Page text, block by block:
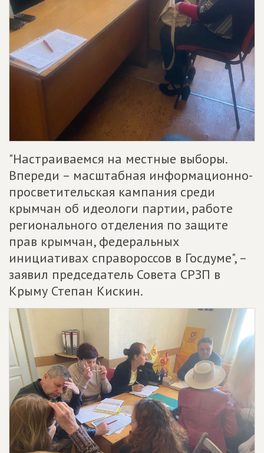
"Настраиваемся на местные выборы.
Впереди – масштабная информационно-
просветительская кампания среди
крымчан об идеологи партии, работе
регионального отделения по защите
прав крымчан, федеральных
инициативах справороссов в Госдуме", –
заявил председатель Совета СРЗП в
Крыму Степан Кискин.